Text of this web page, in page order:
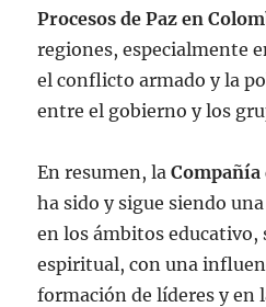
Procesos de Paz en
regiones, especialmente
el conflicto armado y la
entre el gobierno y los
En resumen, laCompañía
ha sido y sigue siendo
en los ámbitos educativo,
espiritual, con una
formación de líderes y en